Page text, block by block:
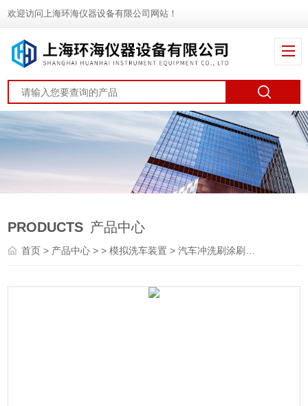
欢迎访问上海环海仪器设备有限公司网站！
PRODUCTS 产品中心
首页> 产品中心 > >模拟洗车装置 > 汽车冲洗刷涂刷漆膜试验台